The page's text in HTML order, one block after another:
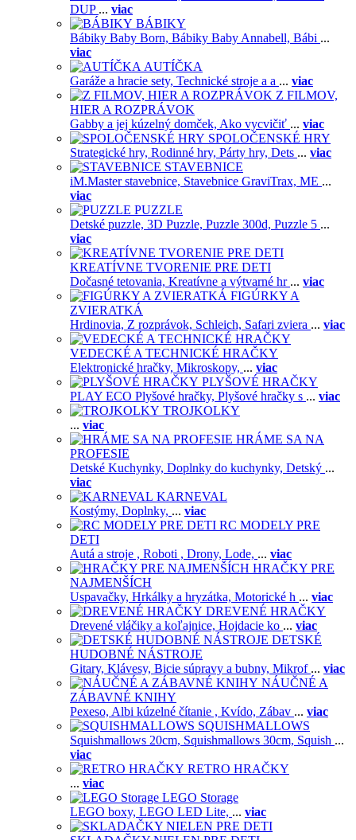
DUP ... viac
BÁBIKY
Bábiky Baby Born, Bábiky Baby Annabell, Bábi ...
viac
AUTÍČKA
Garáže a hracie sety, Technické stroje a a ... viac
Z FILMOV,
HIER A ROZPRÁVOK
Gabby a jej kúzelný domček, Ako vycvičiť ... viac
SPOLOČENSKÉ HRY
Strategické hry, Rodinné hry, Párty hry, Dets ... viac
STAVEBNICE
iM.Master stavebnice, Stavebnice GraviTrax, ME ...
viac
PUZZLE
Detské puzzle, 3D Puzzle, Puzzle 300d, Puzzle 5 ...
viac
KREATÍVNE TVORENIE PRE DETI
Dočasné tetovania, Kreatívne a výtvarné hr ... viac
FIGÚRKY A
ZVIERATKÁ
Hrdinovia, Z rozprávok, Schleich, Safari zviera ... viac
VEDECKÉ A TECHNICKÉ HRAČKY
Elektronické hračky, Mikroskopy, ... viac
PLYŠOVÉ HRAČKY
PLAY ECO Plyšové hračky, Plyšové hračky s ... viac
TROJKOLKY
... viac
HRÁME SA NA
PROFESIE
Detské Kuchynky, Doplnky do kuchynky, Detský ...
viac
KARNEVAL
Kostýmy, Doplnky, ... viac
RC MODELY PRE
DETI
Autá a stroje , Roboti , Drony, Lode, ... viac
HRAČKY PRE
NAJMENŠÍCH
Uspavačky, Hrkálky a hryzátka, Motorické h ... viac
DREVENÉ HRAČKY
Drevené vláčiky a koľajnice, Hojdacie ko ... viac
DETSKÉ
HUDOBNÉ NÁSTROJE
Gitary, Klávesy, Bicie súpravy a bubny, Mikrof ... viac
NÁUČNÉ A
ZÁBAVNÉ KNIHY
Pexeso, Albi kúzelné čítanie , Kvído, Zábav ... viac
SQUISHMALLOWS
Squishmallows 20cm, Squishmallows 30cm, Squish ...
viac
RETRO HRAČKY
... viac
LEGO Storage
LEGO boxy, LEGO LED Lite, ... viac